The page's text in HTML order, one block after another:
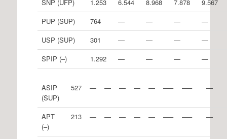
SNP (UFP)
1.253 6.544 8.968 7.878
9.567
PUP (SUP)
764 — — —
—
USP (SUP)
301 — — —
—
SPIP (–)
1.292 — — — —
ASIP
(SUP)
527 — — — — — —– —– —
APT
(–)
213 — — — — — —– —– —